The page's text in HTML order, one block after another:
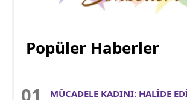
Popüler Haberler
MÜCADELE KADINI: HALİDE